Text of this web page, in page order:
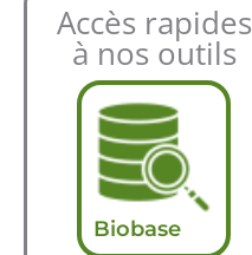
Accès rapides
à nos outils
Biobase